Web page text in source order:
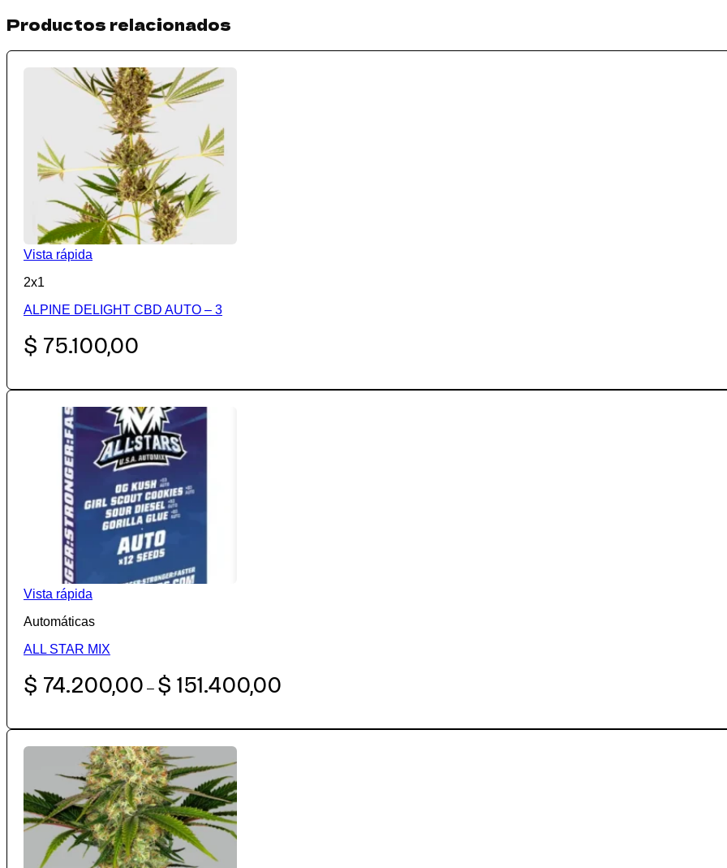
Productos relacionados
Vista rápida
2x1
ALPINE DELIGHT CBD AUTO – 3
$ 75.100,00
Vista rápida
Automáticas
ALL STAR MIX
$ 74.200,00 – $ 151.400,00